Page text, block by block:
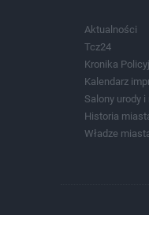
Aktualności
Tcz24
Kronika
Kalendarz
Salony urody i
Historia
Władze